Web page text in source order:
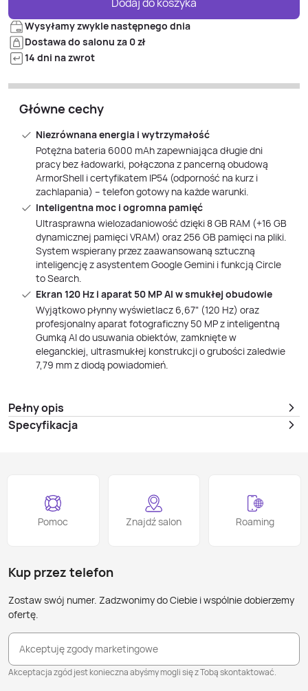
Wysyłamy zwykle następnego dnia
Dostawa do salonu za 0 zł
14 dni na zwrot
Główne cechy
Niezrównana energia i wytrzymałość
Potężna bateria 6000 mAh zapewniająca długie dni
pracy bez ładowarki, połączona z pancerną obudową
ArmorShell i certyfikatem IP54 (odporność na kurz i
zachlapania) – telefon gotowy na każde warunki.
Inteligentna moc i ogromna pamięć
Ultrasprawna wielozadaniowość dzięki 8 GB RAM (+16 GB
dynamicznej pamięci VRAM) oraz 256 GB pamięci na pliki.
System wspierany przez zaawansowaną sztuczną
inteligencję z asystentem Google Gemini i funkcją Circle
to Search.
Ekran 120 Hz i aparat 50 MP AI w smukłej obudowie
Wyjątkowo płynny wyświetlacz 6,67" (120 Hz) oraz
profesjonalny aparat fotograficzny 50 MP z inteligentną
Gumką AI do usuwania obiektów, zamknięte w
eleganckiej, ultrasmukłej konstrukcji o grubości zaledwie
7,79 mm z diodą powiadomień.
Pełny opis
Specyfikacja
Pomoc Znajdź salon Roaming
Kup przez telefon
Zostaw swój numer. Zadzwonimy do Ciebie i wspólnie dobierzemy
ofertę.
Akceptuję zgody marketingowe
Akceptacja zgód jest konieczna abyśmy mogli się z Tobą skontaktować.